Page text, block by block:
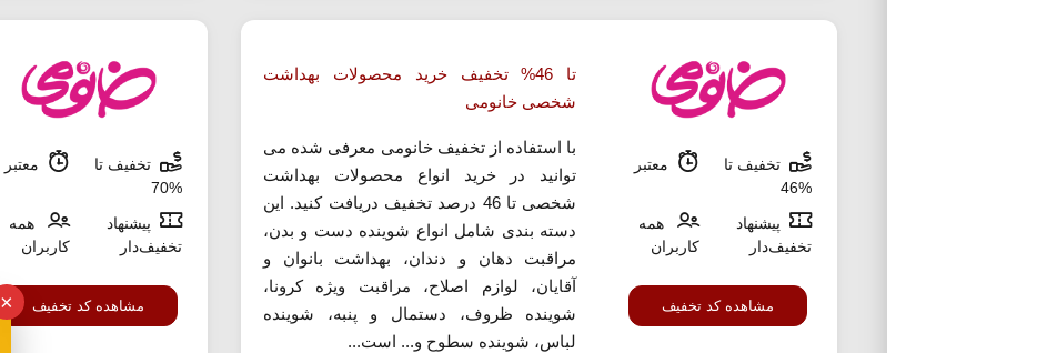
تخفیف تا
%46
معتبر
پیشنهاد
تخفیف‌دار
همه
کاربران
مشاهده کد تخفیف
تا 46% تخفیف خرید محصولات بهداشت
شخصی خانومی
با استفاده از تخفیف خانومی معرفی شده می
توانید در خرید انواع محصولات بهداشت
شخصی تا 46 درصد تخفیف دریافت کنید. این
دسته بندی شامل انواع شوینده دست و بدن،
مراقبت دهان و دندان، بهداشت بانوان و
آقایان، لوازم اصلاح، مراقبت ویژه کرونا،
شوینده ظروف، دستمال و پنبه، شوینده
لباس، شوینده سطوح و... است...
تخفیف تا
%70
معتبر
پیشنهاد
تخفیف‌دار
همه
کاربران
مشاهده کد تخفیف ×